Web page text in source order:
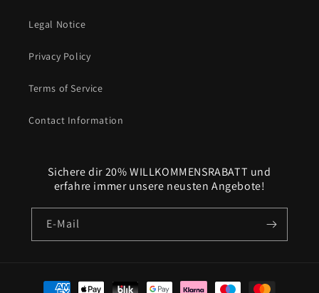
Legal Notice
Privacy Policy
Terms of Service
Contact Information
Sichere dir 20% WILLKOMMENSRABATT und
erfahre immer unsere neusten Angebote!
E-Mail
Zahlungsmethoden